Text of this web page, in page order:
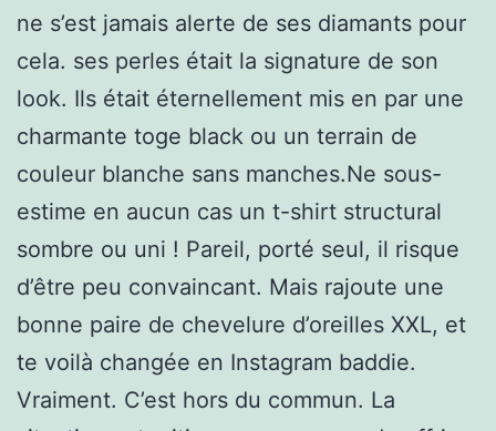
ne s’est jamais alerte de ses diamants pour
cela. ses perles était la signature de son
look. Ils était éternellement mis en par une
charmante toge black ou un terrain de
couleur blanche sans manches.Ne sous-
estime en aucun cas un t-shirt structural
sombre ou uni ! Pareil, porté seul, il risque
d’être peu convaincant. Mais rajoute une
bonne paire de chevelure d’oreilles XXL, et
te voilà changée en Instagram baddie.
Vraiment. C’est hors du commun. La